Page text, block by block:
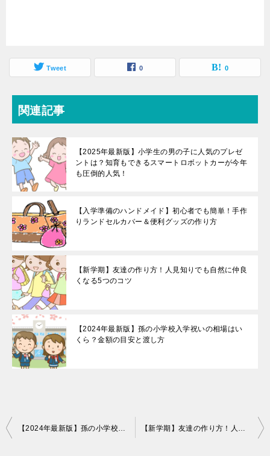
Tweet 0 0
関連記事
【2025年最新版】小学生の男の子に人気のプレゼ
ントは？知育もできるスマートロボットカーが今年
も圧倒的人気！
【入学準備のハンドメイド】初心者でも簡単！手作
りランドセルカバー＆便利グッズの作り方
【新学期】友達の作り方！人見知りでも自然に仲良
くなる5つのコツ
【2024年最新版】孫の小学校入学祝いの相場はい
くら？金額の目安と渡し方
投
【2024年最新版】孫の小学校入学祝いの相場はいくら？金額の目安と渡し方 【新学期】友達の作り方！人見知りでも自然に仲良くなる5つのコツ